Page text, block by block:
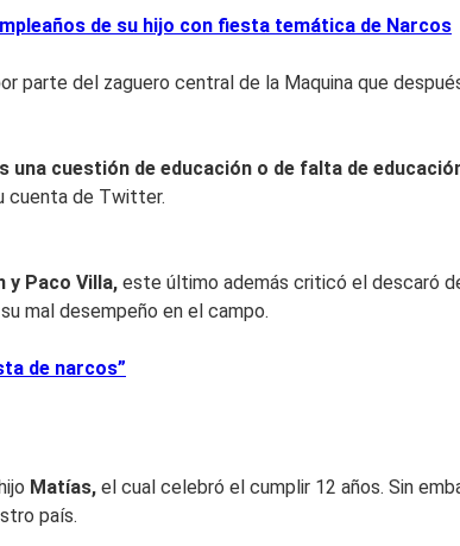
de su hijo con fiesta temática de Narcos
or parte del zaguero central de la Maquina que
una cuestión de educación o de falta de
cuenta de Twitter.
y Paco Villa, este último además criticó el descaró
mal desempeño en el campo.
de narcos”
Matías, el cual celebró el cumplir 12 años. Sin
país.